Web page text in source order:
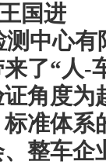
国进
中心
了“人-
角度
准体
整车